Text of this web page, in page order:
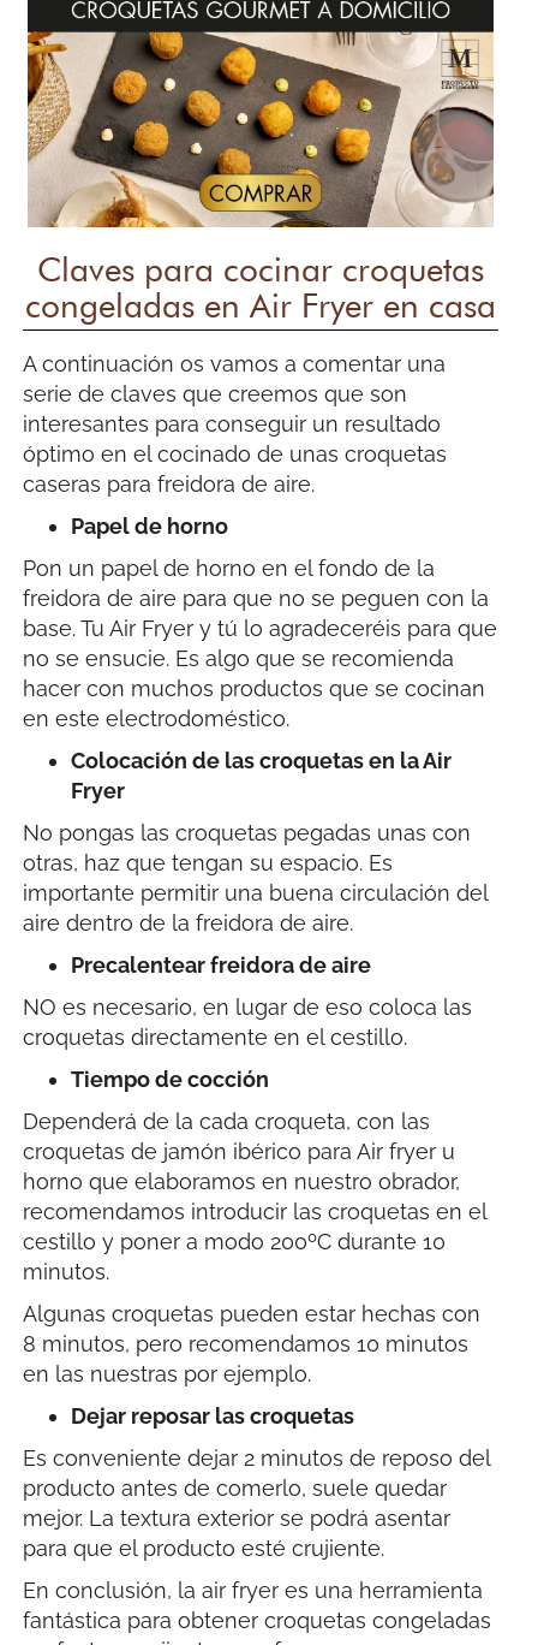
Claves para cocinar croquetas
congeladas en Air Fryer en casa
A continuación os vamos a comentar una
serie de claves que creemos que son
interesantes para conseguir un resultado
óptimo en el cocinado de unas croquetas
caseras para freidora de aire.
Papel de horno
Pon un papel de horno en el fondo de la
freidora de aire para que no se peguen con la
base. Tu Air Fryer y tú lo agradeceréis para que
no se ensucie. Es algo que se recomienda
hacer con muchos productos que se cocinan
en este electrodoméstico.
Colocación de las croquetas en la Air
Fryer
No pongas las croquetas pegadas unas con
otras, haz que tengan su espacio. Es
importante permitir una buena circulación del
aire dentro de la freidora de aire.
Precalentear freidora de aire
NO es necesario, en lugar de eso coloca las
croquetas directamente en el cestillo.
Tiempo de cocción
Dependerá de la cada croqueta, con las
croquetas de jamón ibérico para Air fryer u
horno que elaboramos en nuestro obrador,
recomendamos introducir las croquetas en el
cestillo y poner a modo 200ºC durante 10
minutos.
Algunas croquetas pueden estar hechas con
8 minutos, pero recomendamos 10 minutos
en las nuestras por ejemplo.
Dejar reposar las croquetas
Es conveniente dejar 2 minutos de reposo del
producto antes de comerlo, suele quedar
mejor. La textura exterior se podrá asentar
para que el producto esté crujiente.
En conclusión, la air fryer es una herramienta
fantástica para obtener croquetas congeladas